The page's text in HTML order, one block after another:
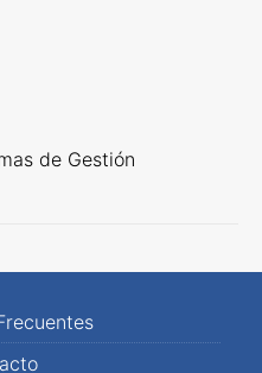
de Gestión